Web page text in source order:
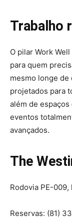
Trabalho
O pilar Work
para quem
mesmo longe de
projetados para
além de
eventos
avançados.
The
Rodovia PE-009,
Reservas: (81)